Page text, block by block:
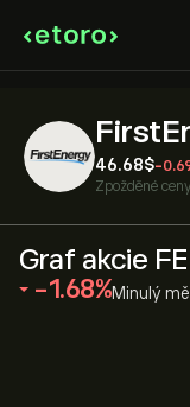
46.68‎$‎-
Zpožděné
Graf akcie FE
‎-1.68‎ Minulý